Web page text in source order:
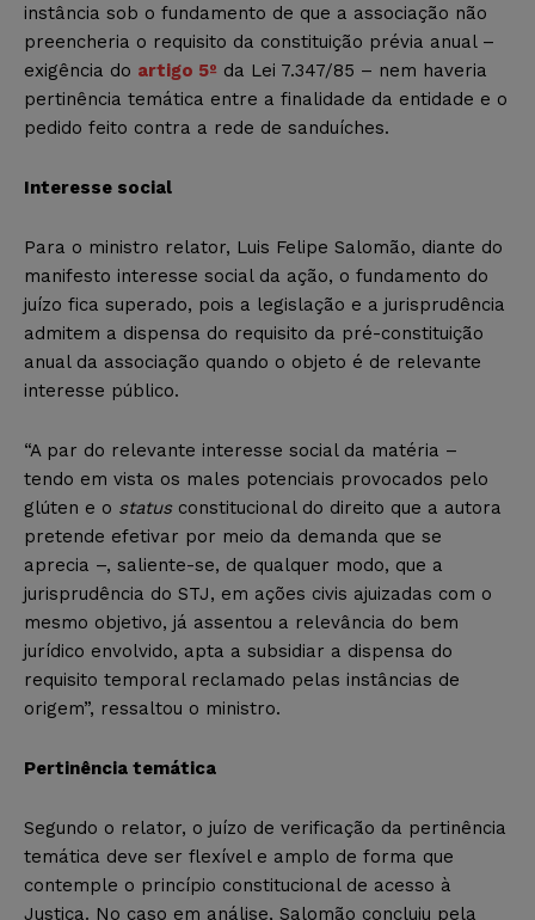
instância sob o fundamento de que a associação não
preencheria o requisito da constituição prévia anual –
exigência do artigo 5º da Lei 7.347/85 – nem haveria
pertinência temática entre a finalidade da entidade e o
pedido feito contra a rede de sanduíches.
Interesse social
Para o ministro relator, Luis Felipe Salomão, diante do
manifesto interesse social da ação, o fundamento do
juízo fica superado, pois a legislação e a jurisprudência
admitem a dispensa do requisito da pré-constituição
anual da associação quando o objeto é de relevante
interesse público.
“A par do relevante interesse social da matéria –
tendo em vista os males potenciais provocados pelo
glúten e o statusconstitucional do direito que a autora
pretende efetivar por meio da demanda que se
aprecia –, saliente-se, de qualquer modo, que a
jurisprudência do STJ, em ações civis ajuizadas com o
mesmo objetivo, já assentou a relevância do bem
jurídico envolvido, apta a subsidiar a dispensa do
requisito temporal reclamado pelas instâncias de
origem”, ressaltou o ministro.
Pertinência temática
Segundo o relator, o juízo de verificação da pertinência
temática deve ser flexível e amplo de forma que
contemple o princípio constitucional de acesso à
Justiça. No caso em análise, Salomão concluiu pela